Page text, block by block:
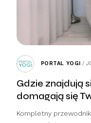
PORTAL YOGI /
Gdzie znajdują
domagają się
Kompletny